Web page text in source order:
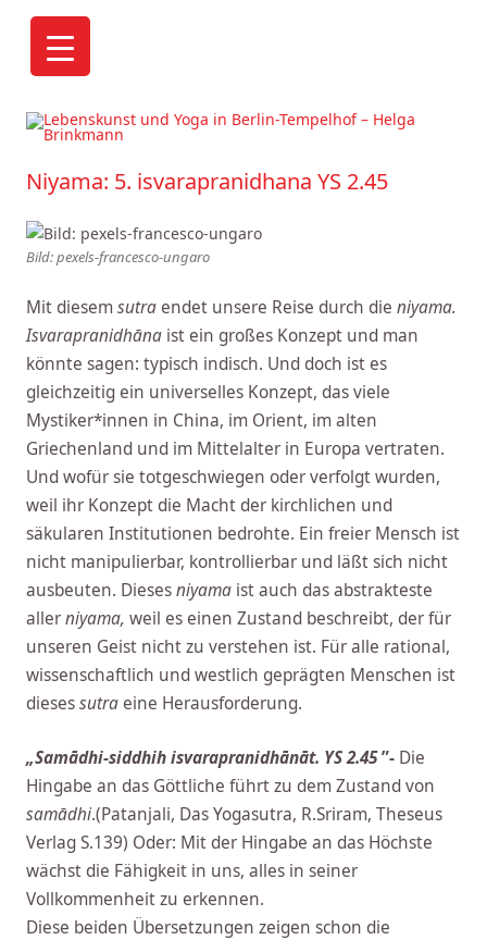
Helga Brinkmann, Yogalehrerin BDY/EYU: "Aus der eigenen
gestalten ist Lebenskunst."
Niyama: 5. isvarapranidhana YS 2.45
Bild: pexels-francesco-ungaro
Mit diesemsutraendet unsere Reise durch die niyama.
Isvarapranidhāna ist ein großes Konzept und man
könnte sagen: typisch indisch. Und doch ist es
gleichzeitig ein universelles Konzept, das viele
Mystiker*innen in China, im Orient, im alten
Griechenland und im Mittelalter in Europa vertraten.
Und wofür sie totgeschwiegen oder verfolgt wurden,
weil ihr Konzept die Macht der kirchlichen und
säkularen Institutionen bedrohte. Ein freier Mensch ist
nicht manipulierbar, kontrollierbar und läßt sich nicht
ausbeuten. Diesesniyama ist auch das abstrakteste
allerniyama, weil es einen Zustand beschreibt, der für
unseren Geist nicht zu verstehen ist. Für alle rational,
wissenschaftlich und westlich geprägten Menschen ist
diesessutraeine Herausforderung.
„Samādhi-siddhih isvarapranidhānāt. YS 2.45”- Die
Hingabe an das Göttliche führt zu dem Zustand von
samādhi.(Patanjali, Das Yogasutra, R.Sriram, Theseus
Verlag S.139) Oder: Mit der Hingabe an das Höchste
wächst die Fähigkeit in uns, alles in seiner
Vollkommenheit zu erkennen.
Diese beiden Übersetzungen zeigen schon die